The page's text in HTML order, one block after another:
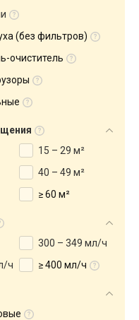
(без фильтров)
очиститель
15 – 29 м²
40 – 49 м²
≥ 60 м²
300 – 349 мл/ч
ч
≥ 400 мл/ч